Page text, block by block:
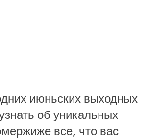
июньских выходных
об уникальных
все, что вас